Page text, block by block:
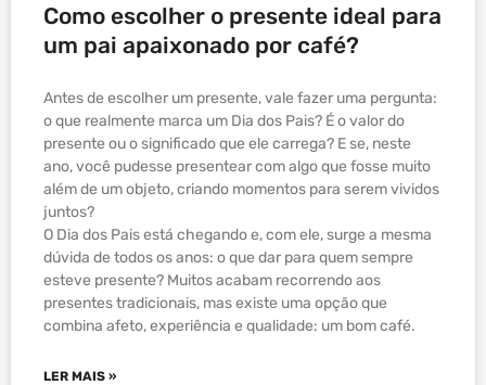
Como escolher o presente ideal para
um pai apaixonado por café?
Antes de escolher um presente, vale fazer uma pergunta:
o que realmente marca um Dia dos Pais? É o valor do
presente ou o significado que ele carrega? E se, neste
ano, você pudesse presentear com algo que fosse muito
além de um objeto, criando momentos para serem vividos
juntos?
O Dia dos Pais está chegando e, com ele, surge a mesma
dúvida de todos os anos: o que dar para quem sempre
esteve presente? Muitos acabam recorrendo aos
presentes tradicionais, mas existe uma opção que
combina afeto, experiência e qualidade: um bom café.
LER MAIS »